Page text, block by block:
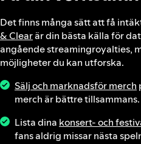
Det finns många sätt att få
& Clearär din bästa källa för
angående streamingroyalties,
möjligheter du kan utforska.
Sälj och marknadsför merch
merch är bättre tillsammans.
Lista dina konsert- och
fans aldrig missar nästa